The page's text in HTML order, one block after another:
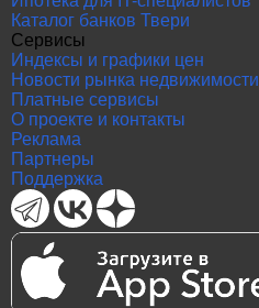
Каталог банков Твери
Сервисы
Индексы и графики цен
Новости рынка недвижимости
Платные сервисы
О проекте и контакты
Реклама
Партнеры
Поддержка